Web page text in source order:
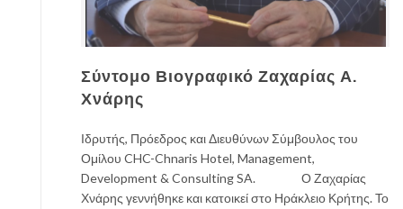
Σύντομο Βιογραφικό Ζαχαρίας Α.
Χνάρης
Ιδρυτής, Πρόεδρος και Διευθύνων Σύμβουλος του
Ομίλου CHC-Chnaris Hotel, Management,
Development & Consulting SA. Ο Ζαχαρίας
Χνάρης γεννήθηκε και κατοικεί στο Ηράκλειο Κρήτης. Το